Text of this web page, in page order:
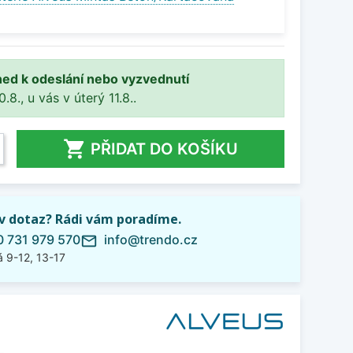
k odeslání nebo vyzvednutí
u vás v úterý 11.8..
 PŘIDAT DO KOŠÍKU
dotaz? Rádi vám poradíme.
731 979 570
9-12, 13-17
mail_outline info@trendo.cz